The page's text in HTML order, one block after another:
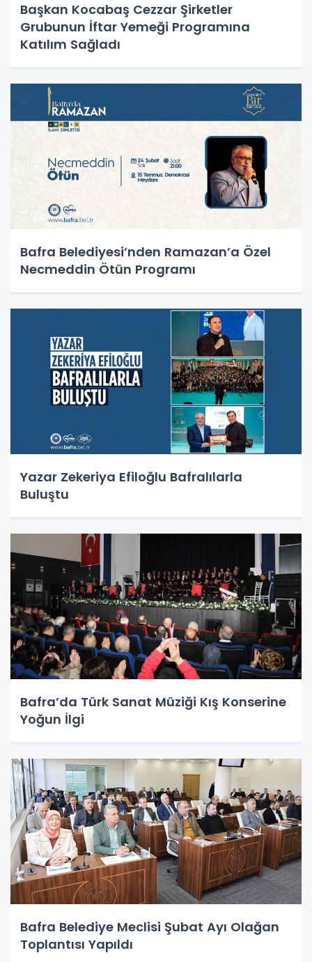
Başkan Kocabaş Cezzar Şirketler
Grubunun İftar Yemeği Programına
Katılım Sağladı
Bafra Belediyesi’nden Ramazan’a Özel
Necmeddin Ötün Programı
Yazar Zekeriya Efiloğlu Bafralılarla
Buluştu
Bafra’da Türk Sanat Müziği Kış Konserine
Yoğun İlgi
Bafra Belediye Meclisi Şubat Ayı Olağan
Toplantısı Yapıldı